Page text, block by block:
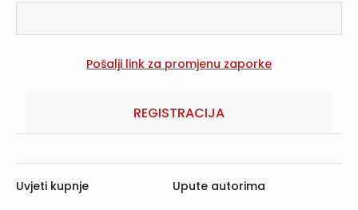
REGISTRACIJA
Uvjeti kupnje
Upute autorima